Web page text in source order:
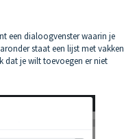
een dialoogvenster waarin je
staat een lijst met vakken
dat je wilt toevoegen er niet